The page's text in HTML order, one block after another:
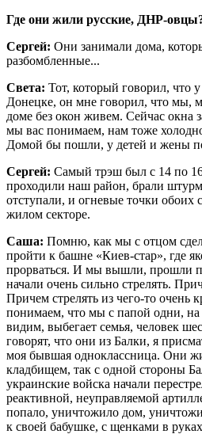
Где они жили русские, ДНР-
Сергей: Они занимали дома,
разбомбленные...
Света: Тот, который говорил, что
Донецке, он мне говорил, что мы,
доме без окон живем. Сейчас окна
мы вас понимаем, нам тоже
Домой бы пошли, у детей и жены
Сергей: Самый трэш был с 14 по
проходили наш район, брали
отступали, и огневые точки обоих
жилом секторе.
Саша: Помню, как мы с отцом
пройти к башне «Киев-стар», где
прорваться. И мы вышли, прошли
начали очень сильно стрелять.
Причем стрелять из чего-то очень
понимаем, что мы с папой одни,
видим, выбегает семья, человек
говорят, что они из Балки, я
моя бывшая одноклассница. Они
кладбищем, так с одной стороны
украинские войска начали
реактивной, неуправляемой
попало, уничтожило дом,
к своей бабушке, с щенками в